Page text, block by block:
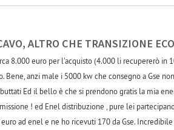
ALTRO CHE TRANSIZIONE
8.000 euro per l'acquisto (4.000 li recupererò in
Bene, anzi male i 5000 kw che consegno a Gse
Ed il bello è che si prendono gratis la mia
! ed Enel distribuzione , pure lei
ad enel e ne ho ricevuti 170 da Gse. Incredibile